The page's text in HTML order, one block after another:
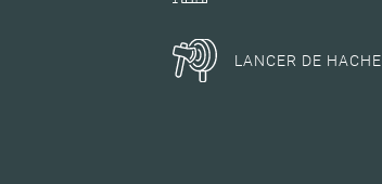
LANCER DE HACHE